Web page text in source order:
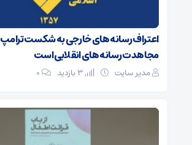
اعتراف رسانه‌های خارجی به شکست
مجاهدت رسانه‌های انقلابی است
مدیر سایت ۰